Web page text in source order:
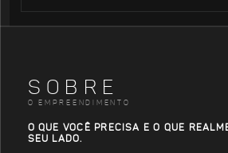
SOBRE
O EMPREENDIMENTO
O QUE VOCÊ PRECISA E O QUE
SEU LADO.